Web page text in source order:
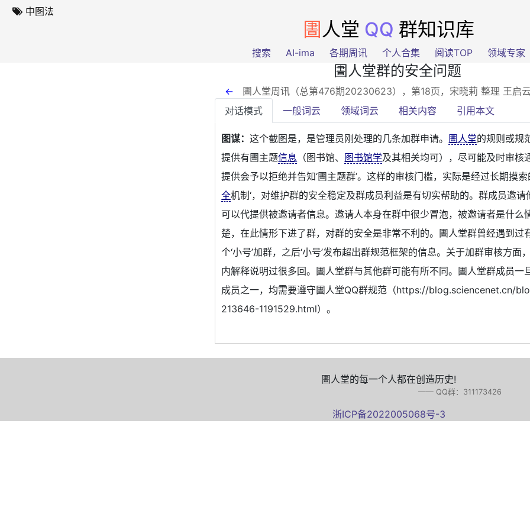
中图法
圕 人堂 QQ 群知识库
搜索 AI-ima 各期周讯 个人合集 阅读TOP 领域专家
圕人堂群的安全问题
← 圕人堂周讯（总第476期20230623），第18页 ，宋晓莉 整理 王启
对话模式
一般词云 领域词云 相关内容 引用本文
图谋：这个截图是，是管理员刚处理的几条加群申请。 圕人堂的规则或规
提供有圕主题信息 （图书馆、 图书馆学及其相关均可），尽可能及时审核
提供会予以拒绝并告知‘圕主题群’。这样的审核门槛，实际是经过长期摸索
全机制‘，对维护群的安全稳定及群成员利益是有切实帮助的。群成员邀请
可以代提供被邀请者信息。邀请人本身在群中很少冒泡，被邀请者是什么
楚，在此情形下进了群，对群的安全是非常不利的。圕人堂群曾经遇到过
个‘小号’加群，之后‘小号’发布超出群规范框架的信息。关于加群审核方面
内解释说明过很多回。圕人堂群与其他群可能有所不同。圕人堂群成员一
成员之一，均需要遵守圕人堂QQ群规范（https://blog.sciencenet.cn/
213646-1191529.html）。
圕人堂的每一个人都在创造历史!
—— QQ群：311173426
浙ICP备2022005068号-3